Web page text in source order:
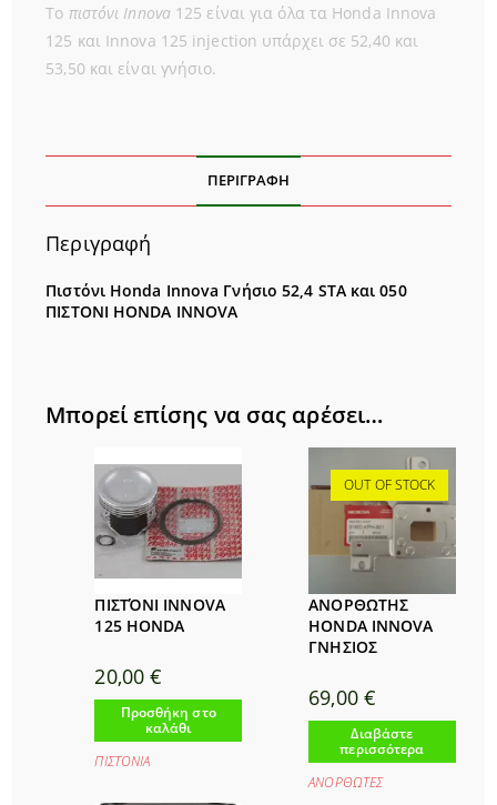
Το πιστόνι Innova125 είναι για όλα τα Honda Innova
125 και Innova 125 injection υπάρχει σε 52,40 και
53,50 και είναι γνήσιο.
ΠΕΡΙΓΡΑΦΉ
Περιγραφή
Πιστόνι Honda Innova Γνήσιο 52,4 STA και 050
ΠΙΣΤΟΝΙ HONDA INNOVA
Μπορεί επίσης να σας αρέσει…
ΠΙΣΤΌΝΙ INNOVA
125 HONDA
20,00€
Προσθήκη στο
καλάθι
ΠΙΣΤΟΝΙΑ
OUT OF STOCK
ΑΝΟΡΘΩΤΗΣ
HONDA INNOVA
ΓΝΗΣΙΟΣ
69,00 €
Διαβάστε
περισσότερα
ΑΝΟΡΘΩΤΕΣ